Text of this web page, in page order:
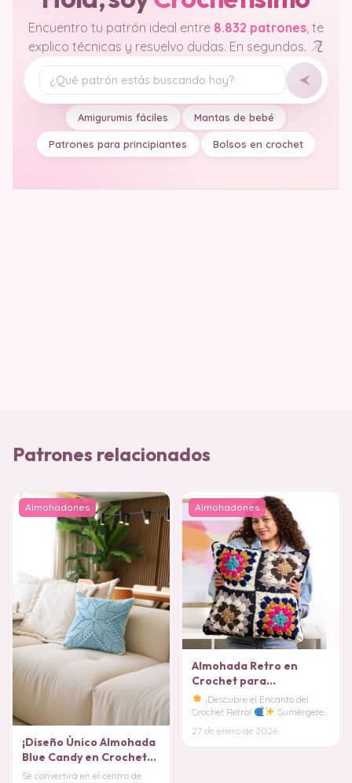
Encuentro tu patrón ideal entre 8.832 patrones, te
explico técnicas y resuelvo dudas. En segundos.
Tu pregunta
Amigurumis fáciles Mantas de bebé
Patrones para principiantes Bolsos en crochet
Patrones relacionados
Almohadones
¡Diseño Único Almohada
Blue Candy en Crochet
PATRÓN
Se convertirá en el centro de
Almohadones
Almohada Retro en
Crochet para
Principiantes PATRON
GRATIS
¡Descubre el Encanto del
Crochet Retro!
Sumérgete
crochet con nuest
27 de enero de 2026